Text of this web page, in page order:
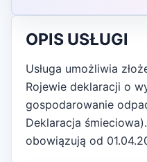
OPIS USŁUGI
Usługa umożliwia
Rojewie deklaracji o
gospodarowanie
Deklaracja
obowiązują od